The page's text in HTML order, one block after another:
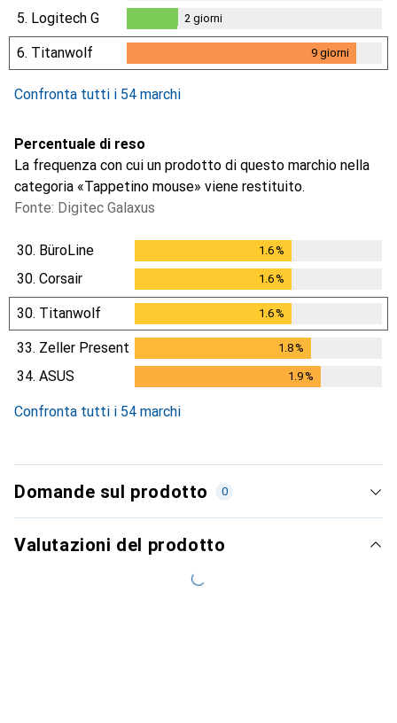
5. Logitech G
2giorni
2 giorni
6. Titanwolf 9 giorni
9giorni
Confronta tutti i 54 marchi
Percentuale di reso
La frequenza con cui un prodotto di questo marchio nella
categoria «Tappetino mouse» viene restituito.
Fonte: Digitec Galaxus
30. BüroLine 1.6%
30. Corsair 1.6%
30. Titanwolf 1.6%
33. Zeller Present 1.8%
34. ASUS 1.9%
Confronta tutti i 54 marchi
Domande sul prodotto 0
Valutazioni del prodotto